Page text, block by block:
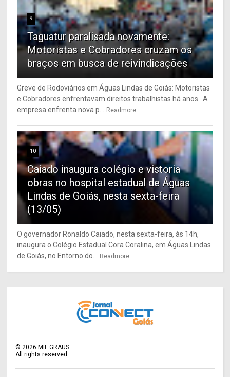
9
Taguatur paralisada novamente:
Motoristas e Cobradores cruzam os
braços em busca de reivindicações
Greve de Rodoviários em Águas Lindas de Goiás: Motoristas
e Cobradores enfrentavam direitos trabalhistas há anos A
empresa enfrenta nova p... Readmore
10
Caiado inaugura colégio e vistoria
obras no hospital estadual de Águas
Lindas de Goiás, nesta sexta-feira
(13/05)
O governador Ronaldo Caiado, nesta sexta-feira, às 14h,
inaugura o Colégio Estadual Cora Coralina, em Águas Lindas
de Goiás, no Entorno do... Readmore
©2026 MIL GRAUS
All rights reserved.